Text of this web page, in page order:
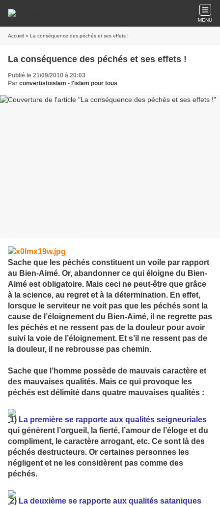
MENU
Accueil » La conséquence des péchés et ses effets !
La conséquence des péchés et ses effets !
Publié le 21/09/2010 à 20:03
Par convertistoislam - l'islam pour tous
Sache que les péchés constituent un voile par rapport
au Bien-Aimé. Or, abandonner ce qui éloigne du Bien-
Aimé est obligatoire. Mais ceci ne peut-être que grâce
à la science, au regret et à la détermination. En effet,
lorsque le serviteur ne voit pas que les péchés sont la
cause de l’éloignement du Bien-Aimé, il ne regrette pas
les péchés et ne ressent pas de la douleur pour avoir
suivi la voie de l’éloignement. Et s’il ne ressent pas de
la douleur, il ne rebrousse pas chemin.
Sache que l’homme possède de mauvais caractère et
des mauvaises qualités. Mais ce qui provoque les
péchés est délimité dans quatre mauvaises qualités :
1) La première se rapporte aux qualités seigneuriales
qui génèrent l’orgueil, la fierté, l’amour de l’éloge et du
compliment, le caractère arrogant, etc. Ce sont là des
péchés destructeurs. Or certaines personnes les
négligent et ne les considèrent pas comme des
péchés.
2) La deuxième se rapporte aux qualités sataniques